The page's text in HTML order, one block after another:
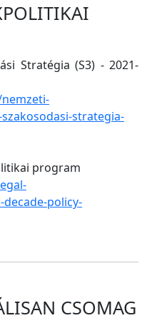
Stratégia (S3) - 2021-
strategia-
program
policy-
CSOMAG